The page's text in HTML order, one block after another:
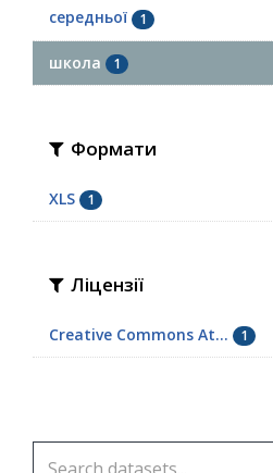
середньої 1
школа 1
Формати
XLS 1
Ліцензії
Creative Commons At... 1